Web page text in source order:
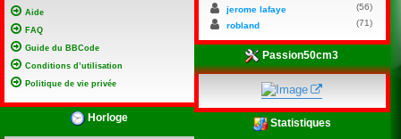
Aide
FAQ
Guide du BBCode
Conditions d’utilisation
Politique de vie privée
Horloge
jerome lafaye
(56)
robland
(71)
Passion50cm3
Statistiques